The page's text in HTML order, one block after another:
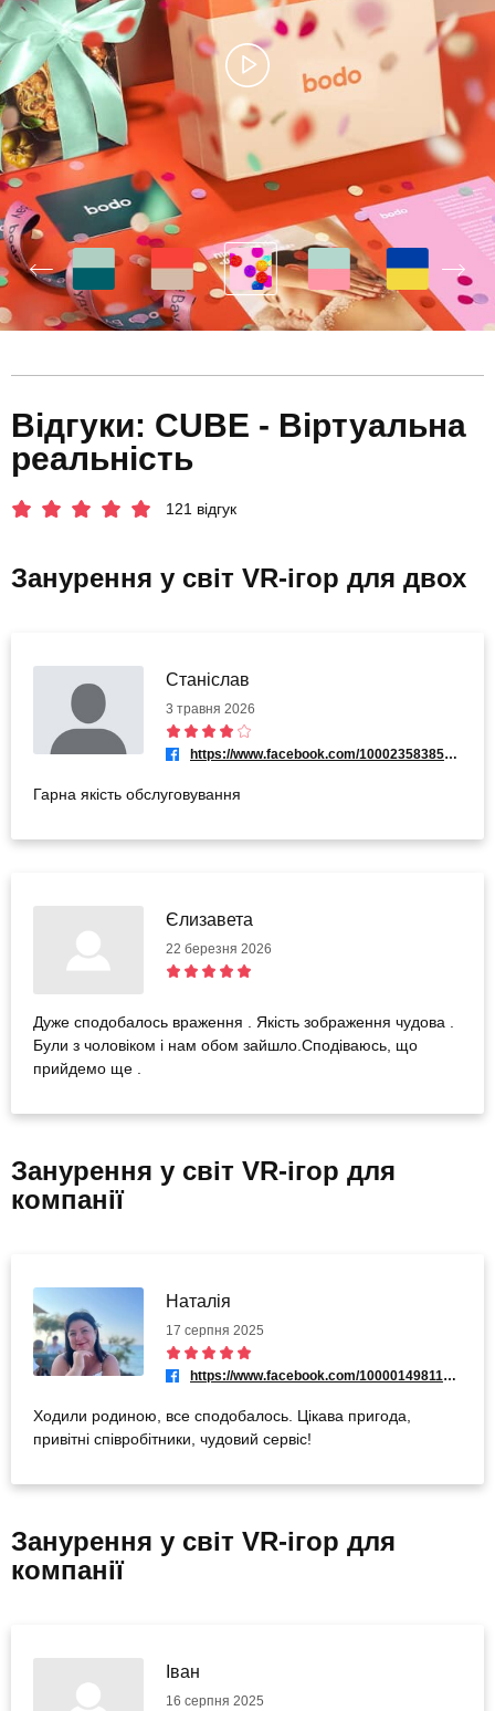
Відгуки: CUBE - Віртуальна
реальність
121 відгук
Занурення у світ VR-ігор для двох
Станіслав
3 травня 2026
https://www.facebook.com/100023583859669
Гарна якість обслуговування
Єлизавета
22 березня 2026
Дуже сподобалось враження . Якість зображення чудова .
Були з чоловіком і нам обом зайшло.Сподіваюсь, що
прийдемо ще .
Занурення у світ VR-ігор для
компанії
Наталія
17 серпня 2025
https://www.facebook.com/100001498112804
Ходили родиною, все сподобалось. Цікава пригода,
привітні співробітники, чудовий сервіс!
Занурення у світ VR-ігор для
компанії
Іван
16 серпня 2025